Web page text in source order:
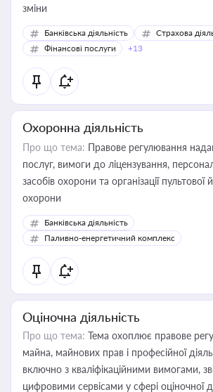
зміни
Банківська діяльність
Страхова
Фінансові послуги
+13
Охоронна діяльність
Про що тема: Правове регулювання
послуг, вимоги до ліцензування,
засобів охорони та організації пультової
охорони
Банківська діяльність
Паливно-енергетичний комплекс
Оціночна діяльність
Про що тема: Тема охоплює правове
майна, майнових прав і професійної
включно з кваліфікаційними вимогами,
цифровими сервісами у сфері оціночної